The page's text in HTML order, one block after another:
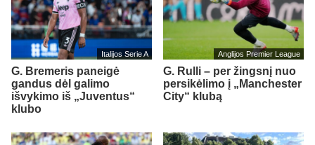
Italijos Serie A
G. Bremeris paneigė
gandus dėl galimo
išvykimo iš „Juventus“
klubo
Anglijos Premier League
G. Rulli – per žingsnį nuo
persikėlimo į „Manchester
City“ klubą